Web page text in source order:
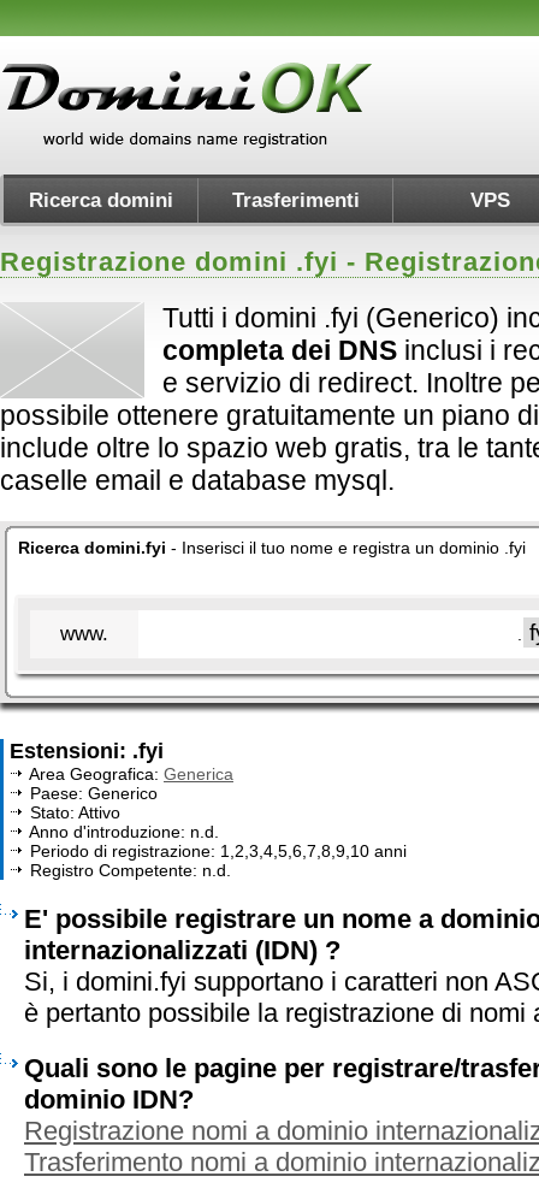
Ricerca domini Trasferimenti VPS
Registrazione domini .fyi -
Tutti i domini .fyi (Generico)
completa dei DNS inclusi i
e servizio di redirect. Inoltre
possibile ottenere gratuitamente un piano
include oltre lo spazio web gratis, tra le
caselle email e database mysql.
Ricerca domini.fyi - Inserisci il tuo nome e registra un dominio .fyi
www.
Estensioni: .fyi
Area Geografica: Generica
Paese: Generico
Stato: Attivo
Anno d'introduzione: n.d.
Periodo di registrazione: 1,2,3,4,5,6,7,8,9,10 anni
Registro Competente: n.d.
E' possibile registrare un nome a
internazionalizzati (IDN) ?
Si, i domini.fyi supportano i caratteri non
è pertanto possibile la registrazione di nomi
Quali sono le pagine per registrare/
dominio IDN?
Registrazione nomi a dominio
Trasferimento nomi a dominio